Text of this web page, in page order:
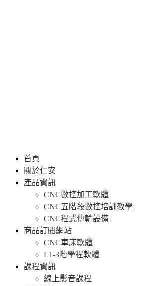
首頁
關於仁安
產品資訊
CNC數控加工軟體
CNC五階段數控培訓教學
CNC程式傳輸設備
商品訂閱網站
CNC車床軟體
L1-3階學程軟體
課程資訊
線上影音課程